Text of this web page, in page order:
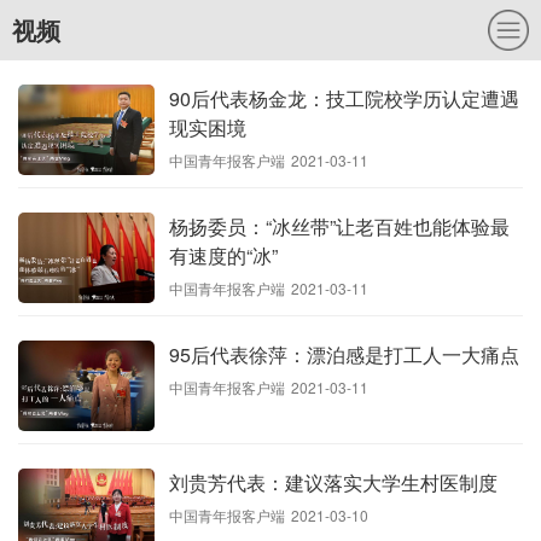
视频
90后代表杨金龙：技工院校学历认定遭遇
现实困境
中国青年报客户端 2021-03-11
杨扬委员：“冰丝带”让老百姓也能体验最
有速度的“冰”
中国青年报客户端 2021-03-11
95后代表徐萍：漂泊感是打工人一大痛点
中国青年报客户端 2021-03-11
刘贵芳代表：建议落实大学生村医制度
中国青年报客户端 2021-03-10